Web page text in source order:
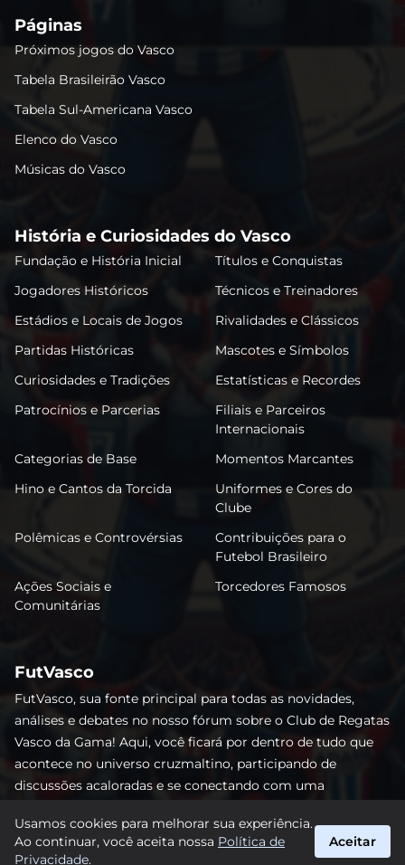
Páginas
Próximos jogos do Vasco
Tabela Brasileirão Vasco
Tabela Sul-Americana Vasco
Elenco do Vasco
Músicas do Vasco
História e Curiosidades do Vasco
Fundação e História Inicial
Títulos e Conquistas
Jogadores Históricos
Técnicos e Treinadores
Estádios e Locais de Jogos
Rivalidades e Clássicos
Partidas Históricas
Mascotes e Símbolos
Curiosidades e Tradições
Estatísticas e Recordes
Patrocínios e Parcerias
Filiais e Parceiros
Internacionais
Categorias de Base
Momentos Marcantes
Hino e Cantos da Torcida
Uniformes e Cores do
Clube
Polêmicas e Controvérsias
Contribuições para o
Futebol Brasileiro
Ações Sociais e
Comunitárias
Torcedores Famosos
FutVasco
FutVasco, sua fonte principal para todas as novidades,
análises e debates no nosso fórum sobre o Club de Regatas
Vasco da Gama! Aqui, você ficará por dentro de tudo que
acontece no universo cruzmaltino, participando de
discussões acaloradas e se conectando com uma
nenhum lance e acompanhe de perto o caminho do Vasco
rumo às vitórias! #Vasco #FutVasco
Usamos cookies para melhorar sua experiência.
Ao continuar, você aceita nossa Política de
Privacidade.
Aceitar